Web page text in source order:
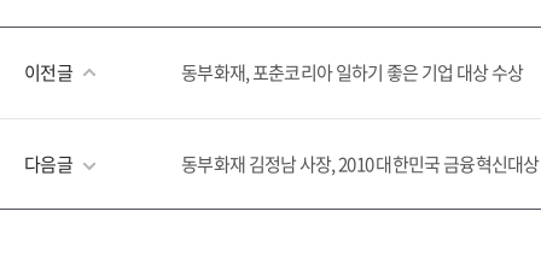
이전글 동부화재, 포춘코리아 일하기 좋은 기업 대상 수상
다음글 동부화재 김정남 사장, 2010 대한민국 금융혁신대